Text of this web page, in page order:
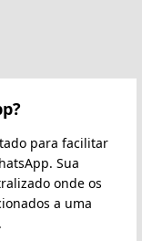
para facilitar
Sua
onde os
a uma